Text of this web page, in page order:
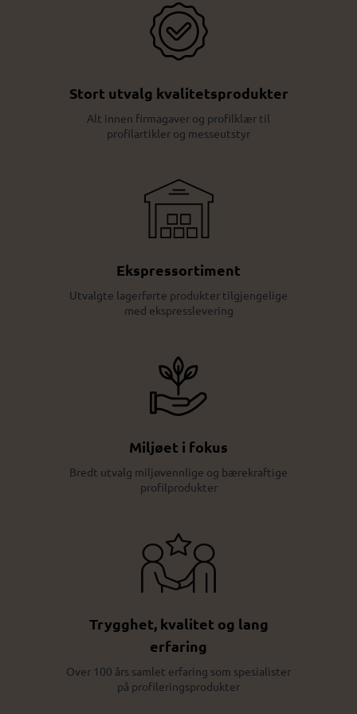
Stort utvalg kvalitetsprodukter
Alt innen firmagaver og profilklær til
profilartikler og messeutstyr
Ekspressortiment
Utvalgte lagerførte produkter tilgjengelige
med ekspresslevering
Miljøet i fokus
Bredt utvalg miljøvennlige og bærekraftige
profilprodukter
Trygghet, kvalitet og lang
erfaring
Over 100 års samlet erfaring som spesialister
på profileringsprodukter